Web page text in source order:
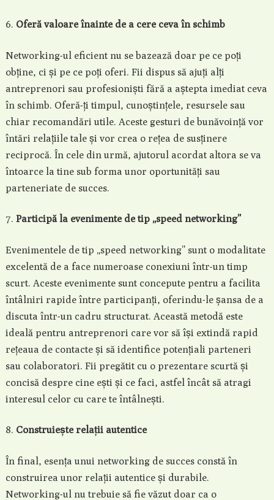
Oferă valoare înainte de a cere ceva în schimb
Networking-ul eficient nu se bazează doar pe ce poți
obține, ci și pe ce poți oferi. Fii dispus să ajuți alți
antreprenori sau profesioniști fără a aștepta imediat ceva
în schimb. Oferă-ți timpul, cunoștințele, resursele sau
chiar recomandări utile. Aceste gesturi de bunăvoință vor
întări relațiile tale și vor crea o rețea de susținere
reciprocă. În cele din urmă, ajutorul acordat altora se va
întoarce la tine sub forma unor oportunități sau
parteneriate de succes.
Participă la evenimente de tip „speed networking”
Evenimentele de tip „speed networking” sunt o modalitate
excelentă de a face numeroase conexiuni într-un timp
scurt. Aceste evenimente sunt concepute pentru a facilita
întâlniri rapide între participanți, oferindu-le șansa de a
discuta într-un cadru structurat. Această metodă este
ideală pentru antreprenori care vor să își extindă rapid
rețeaua de contacte și să identifice potențiali parteneri
sau colaboratori. Fii pregătit cu o prezentare scurtă și
concisă despre cine ești și ce faci, astfel încât să atragi
interesul celor cu care te întâlnești.
Construiește relații autentice
În final, esența unui networking de succes constă în
construirea unor relații autentice și durabile.
Networking-ul nu trebuie să fie văzut doar ca o